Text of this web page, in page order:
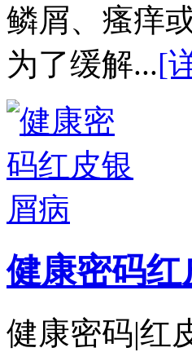
鳞屑、瘙痒
为了缓解...[
健康密码红
健康密码|红